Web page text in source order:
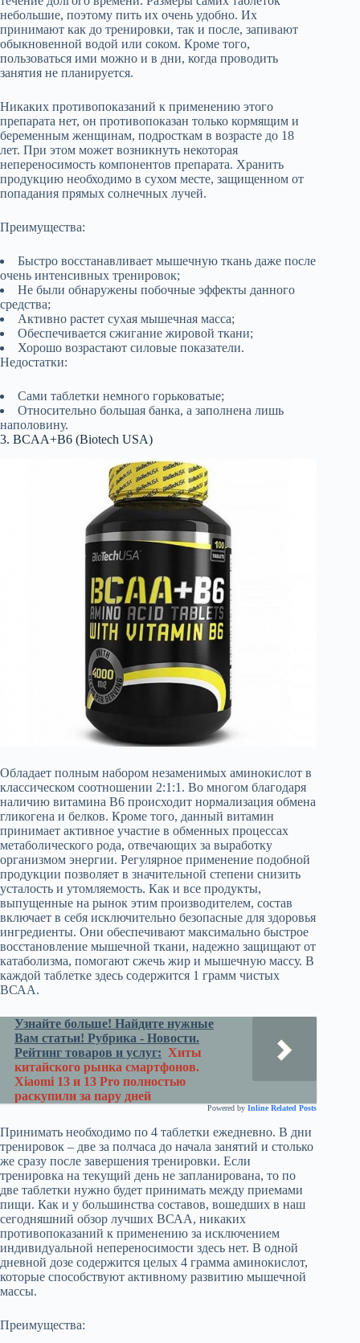
небольшие, поэтому пить их очень удобно. Их
принимают как до тренировки, так и после, запивают
обыкновенной водой или соком. Кроме того,
пользоваться ими можно и в дни, когда проводить
занятия не планируется.
Никаких противопоказаний к применению этого
препарата нет, он противопоказан только кормящим и
беременным женщинам, подросткам в возрасте до 18
лет. При этом может возникнуть некоторая
непереносимость компонентов препарата. Хранить
продукцию необходимо в сухом месте, защищенном от
попадания прямых солнечных лучей.
Преимущества:
Быстро восстанавливает мышечную ткань даже после
очень интенсивных тренировок;
Не были обнаружены побочные эффекты данного
средства;
Активно растет сухая мышечная масса;
Обеспечивается сжигание жировой ткани;
Хорошо возрастают силовые показатели.
Недостатки:
Сами таблетки немного горьковатые;
Относительно большая банка, а заполнена лишь
наполовину.
3. BCAA+B6 (Biotech USA)
Обладает полным набором незаменимых аминокислот в
классическом соотношении 2:1:1. Во многом благодаря
наличию витамина В6 происходит нормализация обмена
гликогена и белков. Кроме того, данный витамин
принимает активное участие в обменных процессах
метаболического рода, отвечающих за выработку
организмом энергии. Регулярное применение подобной
продукции позволяет в значительной степени снизить
усталость и утомляемость. Как и все продукты,
выпущенные на рынок этим производителем, состав
включает в себя исключительно безопасные для здоровья
ингредиенты. Они обеспечивают максимально быстрое
восстановление мышечной ткани, надежно защищают от
катаболизма, помогают сжечь жир и мышечную массу. В
каждой таблетке здесь содержится 1 грамм чистых
ВСАА.
Узнайте больше! Найдите нужные
Вам статьи! Рубрика - Новости.
Рейтинг товаров и услуг: Хиты
китайского рынка смартфонов.
Xiaomi 13 и 13 Pro полностью
раскупили за пару дней
Powered by Inline Related Posts
Принимать необходимо по 4 таблетки ежедневно. В дни
тренировок – две за полчаса до начала занятий и столько
же сразу после завершения тренировки. Если
тренировка на текущий день не запланирована, то по
две таблетки нужно будет принимать между приемами
пищи. Как и у большинства составов, вошедших в наш
сегодняшний обзор лучших ВСАА, никаких
противопоказаний к применению за исключением
индивидуальной непереносимости здесь нет. В одной
дневной дозе содержится целых 4 грамма аминокислот,
которые способствуют активному развитию мышечной
массы.
Преимущества: